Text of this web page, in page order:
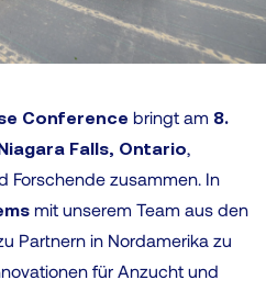
Conference bringt am 8.
Falls, Ontario,
Forschende zusammen. In
mit unserem Team aus den
Partnern in Nordamerika zu
für Anzucht und